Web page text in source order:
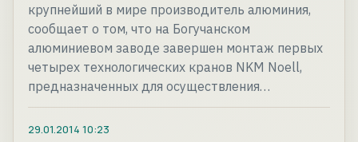
крупнейший в мире производитель алюминия,
сообщает о том, что на Богучанском
алюминиевом заводе завершен монтаж первых
четырех технологических кранов NKM Noell,
предназначенных для осуществления…
29.01.2014 10:23